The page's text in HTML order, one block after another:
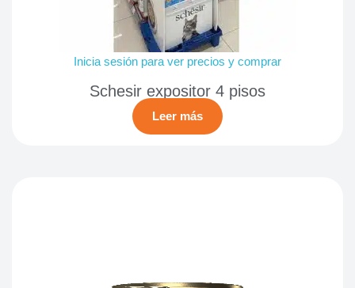
Inicia sesión para ver precios y comprar
Schesir expositor 4 pisos
Leer más